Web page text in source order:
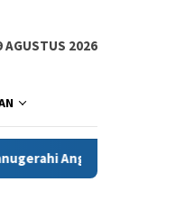
AGUSTUS 2026
Tapak Suci,